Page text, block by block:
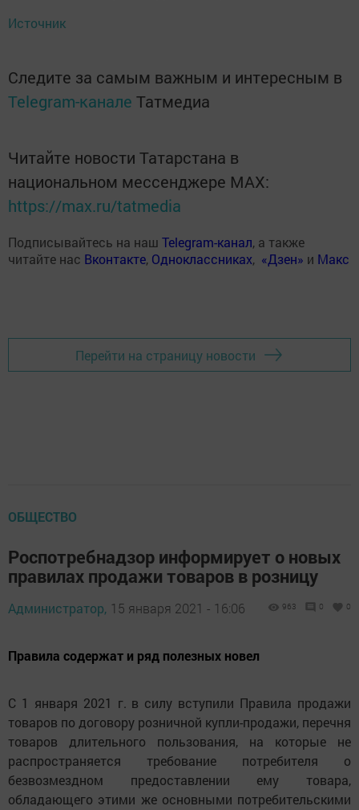
Источник
Следите за самым важным и интересным в
Telegram-канале Татмедиа
Читайте новости Татарстана в
национальном мессенджере MАХ:
https://max.ru/tatmedia
Подписывайтесь на наш Telegram-канал, а также
читайте нас Вконтакте, Одноклассниках, «Дзен» и Макс
Перейти на страницу новости
ОБЩЕСТВО
Роспотребнадзор информирует о новых
правилах продажи товаров в розницу
Администратор, 15 января 2021 - 16:06 963 0 0
Правила содержат и ряд полезных новел
С 1 января 2021 г. в силу вступили Правила продажи
товаров по договору розничной купли-продажи, перечня
товаров длительного пользования, на которые не
распространяется требование потребителя о
безвозмездном предоставлении ему товара,
обладающего этими же основными потребительскими